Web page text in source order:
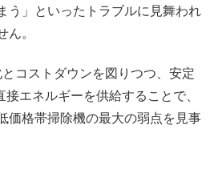
う」といったトラブルに見舞われ
ん。
コストダウンを図りつつ、安定
エネルギーを供給することで、
価格帯掃除機の最大の弱点を見事